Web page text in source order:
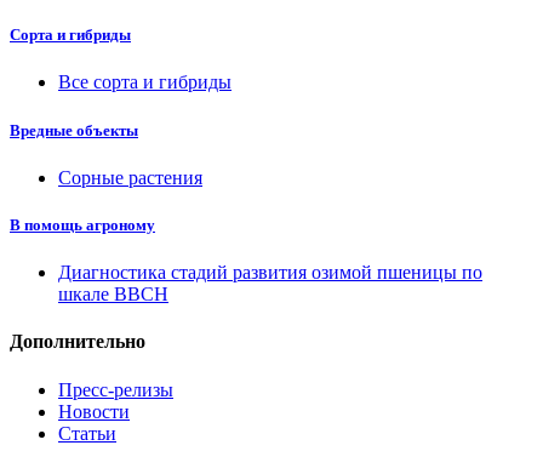
Сорта и гибриды
Все сорта и гибриды
Вредные объекты
Сорные растения
В помощь агроному
Диагностика стадий развития озимой пшеницы по
шкале ВВСН
Дополнительно
Пресс-релизы
Новости
Статьи